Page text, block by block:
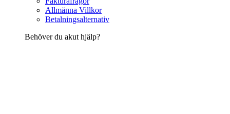
Allmänna Villkor
Betalningsalternativ
Behöver du akut hjälp?